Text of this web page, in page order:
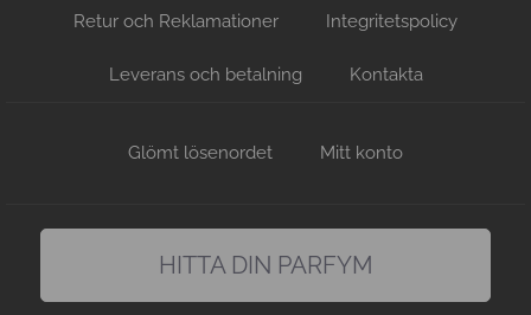
Retur och Reklamationer Integritetspolicy
Leverans och betalning Kontakta
Glömt lösenordet Mitt konto
HITTA DIN PARFYM